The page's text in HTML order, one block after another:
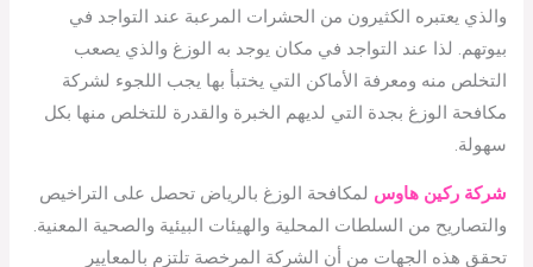
والذي يعتبره الكثيرون من الحشرات المرعبة عند التواجد في
بيوتهم. لذا عند التواجد في مكان يوجد به الوزغ والذي يصعب
التخلص منه ومعرفة الأماكن التي يختبأ بها يجب اللجوء لشركة
مكافحة الوزغ بجدة التي لديهم الخبرة والقدرة للتخلص منها بكل
سهولة.
شركة ركين هاوس لمكافحة الوزغ بالرياض تحصل على التراخيص
والتصاريح من السلطات المحلية والهيئات البيئية والصحية المعنية.
تحقق هذه الجهات من أن الشركة المرخصة تلتزم بالمعايير